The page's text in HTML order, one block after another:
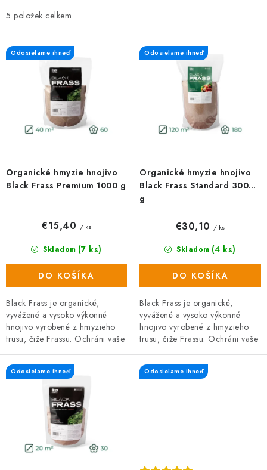
i
p
o
v
5
e
i
k
t
Organické hmyzie hnojivo
Black Frass Premium 1000 g
Odosielame ihneď
Skladom (7 ks)
€15,40 / ks
DO KOŠÍKA
Black Frass je organické,
vyvážené a vysoko výkonné
hnojivo vyrobené z hmyzieho
trusu, čiže Frassu. Ochráni vaše
a plesňami a zároveň prispieva
k...
Organické hmyzie hnojivo
Black Frass Standard 3000
g
Odosielame ihneď
Skladom (4 ks)
€30,10 / ks
DO KOŠÍKA
Black Frass je organické,
vyvážené a vysoko výkonné
hnojivo vyrobené z hmyzieho
trusu, čiže Frassu. Ochráni vaše
a plesňami a zároveň prispieva
k...
Odosielame ihneď Odosielame ihneď